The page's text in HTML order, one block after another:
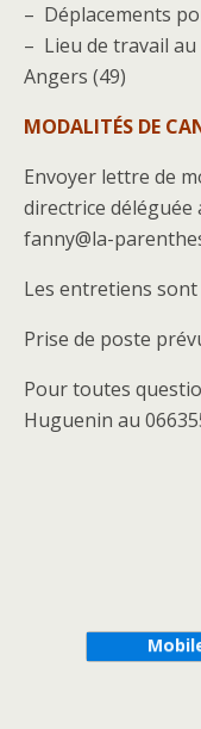
– Déplacements
– Lieu de travail
Angers (49)
MODALITÉS DE
Envoyer lettre de
directrice déléguée
fanny@la-
Les entretiens
Prise de poste
Pour toutes
Huguenin au